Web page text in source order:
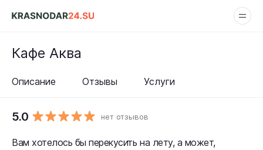
Кафе Аква
Описание Отзывы Услуги
5.0 нет отзывов
Вам хотелось бы перекусить на лету, а может,